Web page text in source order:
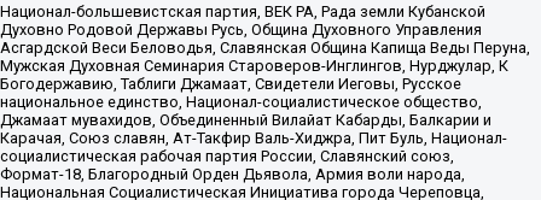
Национал-большевистская партия, ВЕК РА, Рада земли Кубанской
Духовно Родовой Державы Русь, Община Духовного Управления
Асгардской Веси Беловодья, Славянская Община Капища Веды Перуна,
Мужская Духовная Семинария Староверов-Инглингов, Нурджулар, К
Богодержавию, Таблиги Джамаат, Свидетели Иеговы, Русское
национальное единство, Национал-социалистическое общество,
Джамаат мувахидов, Объединенный Вилайат Кабарды, Балкарии и
Карачая, Союз славян, Ат-Такфир Валь-Хиджра, Пит Буль, Национал-
социалистическая рабочая партия России, Славянский союз,
Формат-18, Благородный Орден Дьявола, Армия воли народа,
Национальная Социалистическая Инициатива города Череповца,